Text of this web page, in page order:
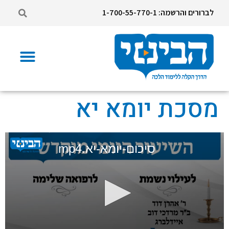
לברורים והרשמה: 1-700-55-770-1
מסכת יומא יא
סיכום-יומא-יא.mp4